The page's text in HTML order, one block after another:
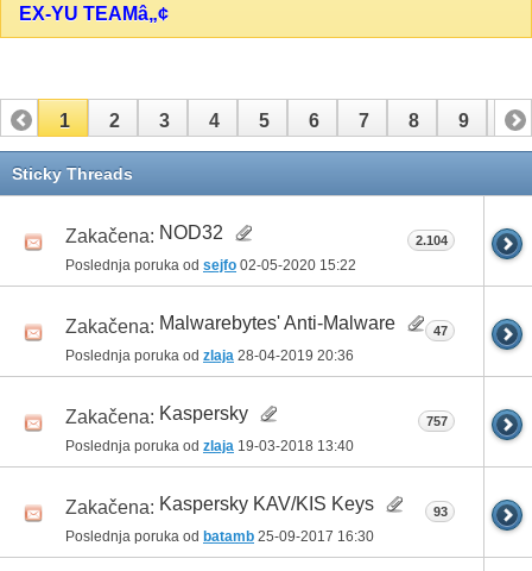
EX-YU TEAMâ„¢
1 2 3 4 5 6 7 8 9 10
11 12
Sticky Threads
Zakačena: NOD32
Poslednja poruka od sejfo 02-05-2020 15:22
2.104
Zakačena: Malwarebytes' Anti-Malware
Poslednja poruka od zlaja 28-04-2019 20:36
47
Zakačena: Kaspersky
Poslednja poruka od zlaja 19-03-2018 13:40
757
Zakačena: Kaspersky KAV/KIS Keys
Poslednja poruka od batamb 25-09-2017 16:30
93